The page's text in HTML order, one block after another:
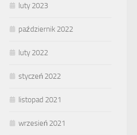
luty 2023
październik 2022
luty 2022
styczeń 2022
listopad 2021
wrzesień 2021